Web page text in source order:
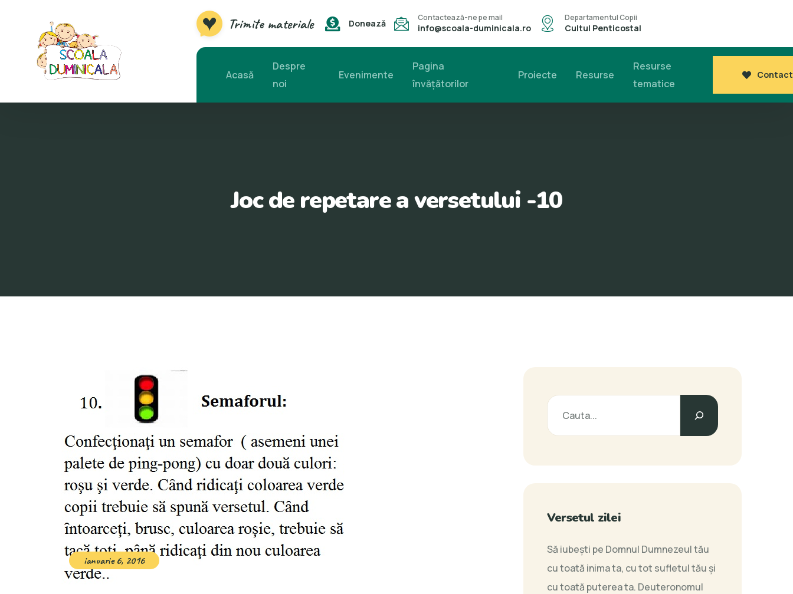
Trimite materiale Donează
Contactează-ne pe mail
info@scoala-duminicala.ro
Departamentul Copii
Cultul Penticostal
Acasă
Despre
noi
Evenimente
Pagina
învăţătorilor
Proiecte Resurse
Resurse
tematice
Contact
Joc de repetare a versetului -10
ianuarie 6, 2016
Versetul zilei
Să iubeşti pe Domnul Dumnezeul tău
cu toată inima ta, cu tot sufletul tău şi
cu toată puterea ta. Deuteronomul